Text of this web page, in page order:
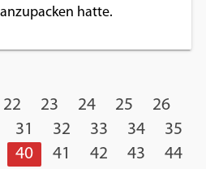
hatte.
22 23 24 25
26
31 32 33 34
35
40 41 42 43
44